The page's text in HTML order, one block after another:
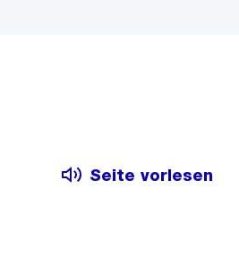
Seite vorlesen